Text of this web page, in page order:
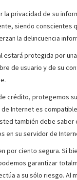
privacidad de su
siendo conscientes
la delincuencia
protegida por
de usuario y de su
crédito, protegemos
Internet es
también debe saber
en su servidor de
por ciento segura. Si
garantizar
a su sólo riesgo.